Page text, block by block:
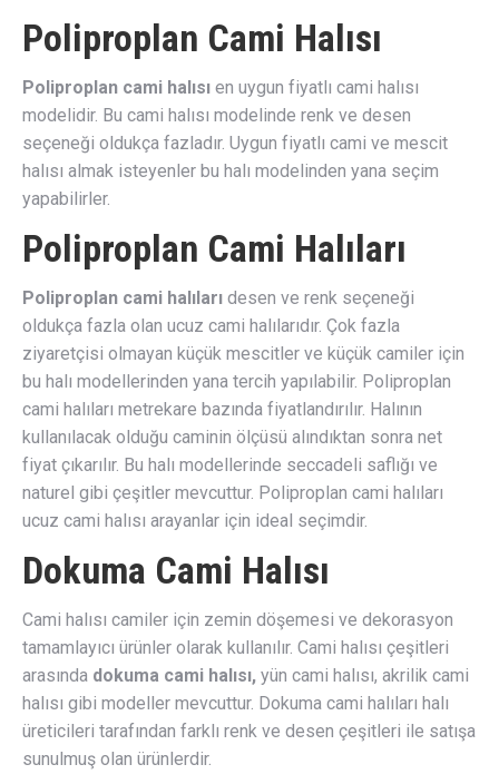
Poliproplan Cami Halısı
Poliproplan cami halısı en uygun fiyatlı cami halısı
modelidir. Bu cami halısı modelinde renk ve desen
seçeneği oldukça fazladır. Uygun fiyatlı cami ve mescit
halısı almak isteyenler bu halı modelinden yana seçim
yapabilirler.
Poliproplan Cami Halıları
Poliproplan cami halıları desen ve renk seçeneği
oldukça fazla olan ucuz cami halılarıdır. Çok fazla
ziyaretçisi olmayan küçük mescitler ve küçük camiler için
bu halı modellerinden yana tercih yapılabilir. Poliproplan
cami halıları metrekare bazında fiyatlandırılır. Halının
kullanılacak olduğu caminin ölçüsü alındıktan sonra net
fiyat çıkarılır. Bu halı modellerinde seccadeli saflığı ve
naturel gibi çeşitler mevcuttur. Poliproplan cami halıları
ucuz cami halısı arayanlar için ideal seçimdir.
Dokuma Cami Halısı
Cami halısı camiler için zemin döşemesi ve dekorasyon
tamamlayıcı ürünler olarak kullanılır. Cami halısı çeşitleri
arasında dokuma cami halısı, yün cami halısı, akrilik cami
halısı gibi modeller mevcuttur. Dokuma cami halıları halı
üreticileri tarafından farklı renk ve desen çeşitleri ile satışa
sunulmuş olan ürünlerdir.